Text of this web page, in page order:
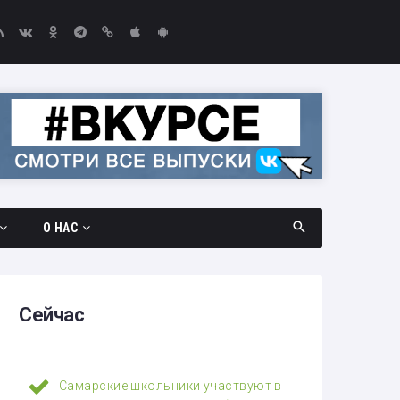
О НАС
Выборы-2026
Сейчас
Самарские школьники участвуют в